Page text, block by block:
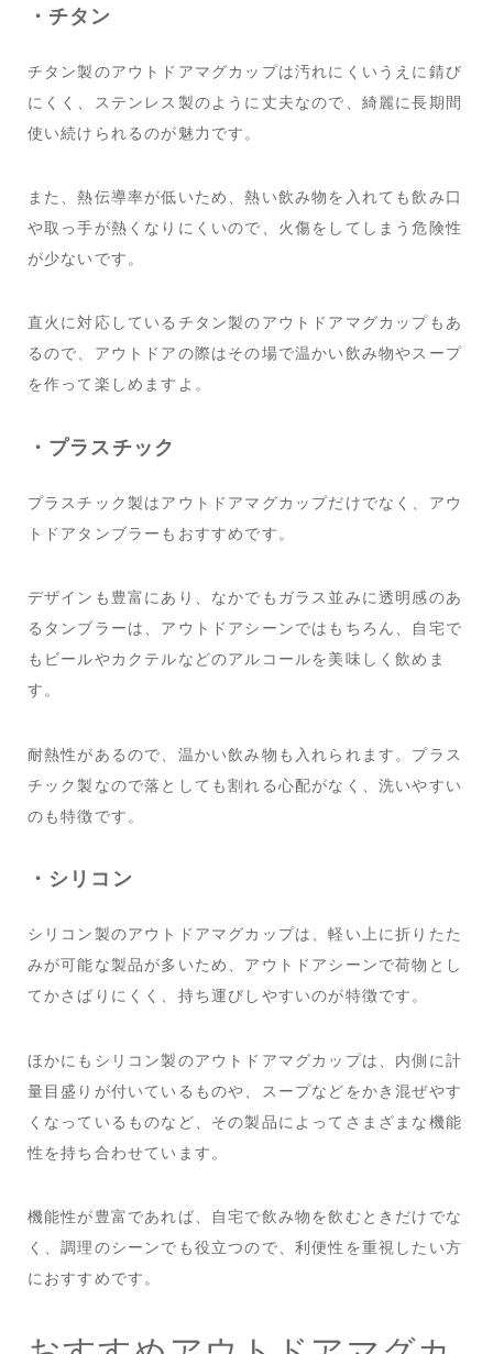
・チタン
チタン製のアウトドアマグカップは汚れにくいうえに錆び
にくく、ステンレス製のように丈夫なので、綺麗に長期間
使い続けられるのが魅力です。
また、熱伝導率が低いため、熱い飲み物を入れても飲み口
や取っ手が熱くなりにくいので、火傷をしてしまう危険性
が少ないです。
直火に対応しているチタン製のアウトドアマグカップもあ
るので、アウトドアの際はその場で温かい飲み物やスープ
を作って楽しめますよ。
・プラスチック
プラスチック製はアウトドアマグカップだけでなく、アウ
トドアタンブラーもおすすめです。
デザインも豊富にあり、なかでもガラス並みに透明感のあ
るタンブラーは、アウトドアシーンではもちろん、自宅で
もビールやカクテルなどのアルコールを美味しく飲めま
す。
耐熱性があるので、温かい飲み物も入れられます。プラス
チック製なので落としても割れる心配がなく、洗いやすい
のも特徴です。
・シリコン
シリコン製のアウトドアマグカップは、軽い上に折りたた
みが可能な製品が多いため、アウトドアシーンで荷物とし
てかさばりにくく、持ち運びしやすいのが特徴です。
ほかにもシリコン製のアウトドアマグカップは、内側に計
量目盛りが付いているものや、スープなどをかき混ぜやす
くなっているものなど、その製品によってさまざまな機能
性を持ち合わせています。
機能性が豊富であれば、自宅で飲み物を飲むときだけでな
く、調理のシーンでも役立つので、利便性を重視したい方
におすすめです。